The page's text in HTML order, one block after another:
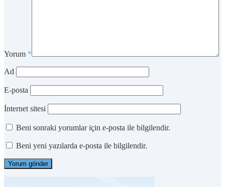
Yorum *
Ad
E-posta
İnternet sitesi
Beni sonraki yorumlar için e-posta ile bilgilendir.
Beni yeni yazılarda e-posta ile bilgilendir.